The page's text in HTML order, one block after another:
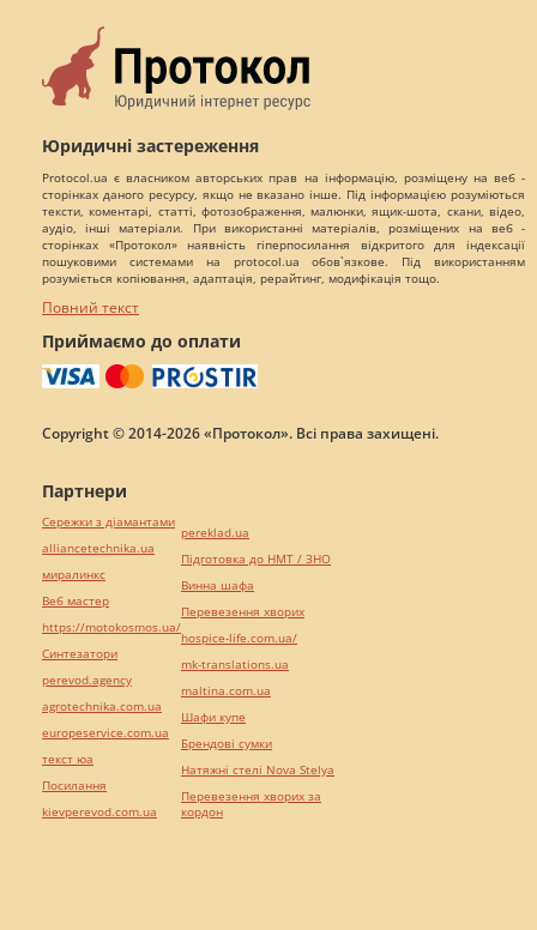
Юридичні застереження
Protocol.ua є власником авторських прав на інформацію, розміщену на веб -
сторінках даного ресурсу, якщо не вказано інше. Під інформацією розуміються
тексти, коментарі, статті, фотозображення, малюнки, ящик-шота, скани, відео,
аудіо, інші матеріали. При використанні матеріалів, розміщених на веб -
сторінках «Протокол» наявність гіперпосилання відкритого для індексації
пошуковими системами на protocol.ua обов`язкове. Під використанням
розуміється копіювання, адаптація, рерайтинг, модифікація тощо.
Повний текст
Приймаємо до оплати
Copyright © 2014-2026 «Протокол». Всі права захищені.
Партнери
Сережки з діамантами
alliancetechnika.ua
миралинкс
Веб мастер
https://motokosmos.ua/
Синтезатори
perevod.agency
agrotechnika.com.ua
europeservice.com.ua
текст юа
Посилання
kievperevod.com.ua
pereklad.ua
Підготовка до НМТ / ЗНО
Винна шафа
Перевезення хворих
hospice-life.com.ua/
mk-translations.ua
maltina.com.ua
Шафи купе
Брендові сумки
Натяжні стелі Nova Stelya
Перевезення хворих за
кордон